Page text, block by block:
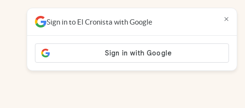
Sign in to El Cronista with Google ×